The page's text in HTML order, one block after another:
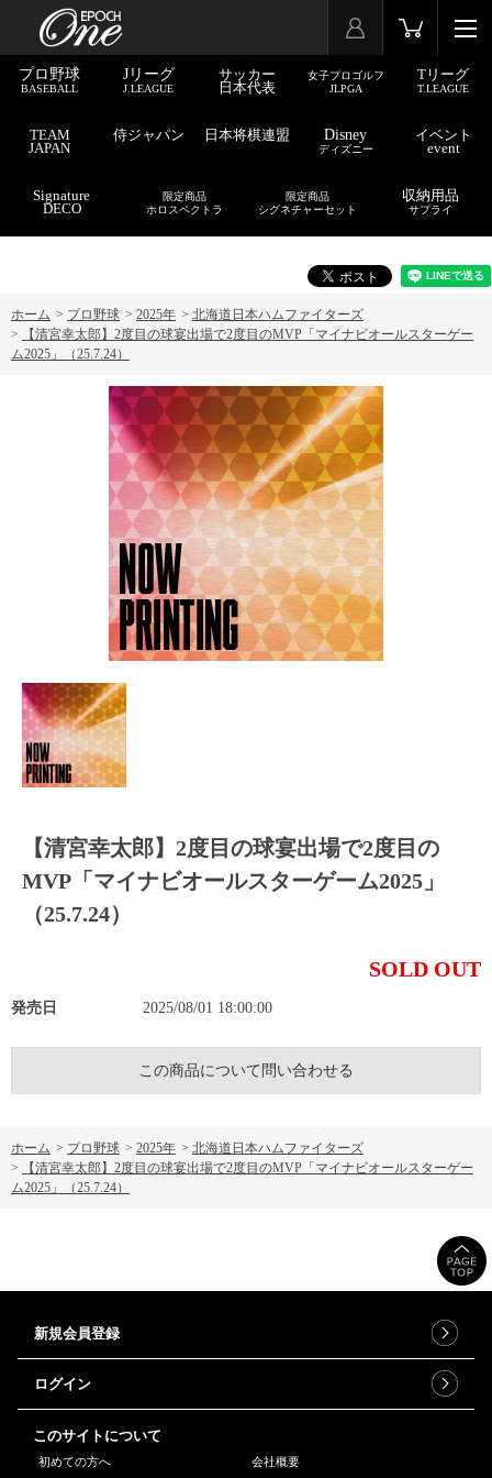
プロ野球
BASEBALL
Jリーグ
J.LEAGUE
サッカー
日本代表
女子プロゴルフ
JLPGA
Tリーグ
T.LEAGUE
TEAM
JAPAN
侍ジャパン 日本将棋連盟 Disney
ディズニー
イベント
event
Signature
DECO
限定商品
ホロスペクトラ
限定商品
シグネチャーセット
収納用品
サプライ
ホーム > プロ野球 > 2025年 > 北海道日本ハムファイターズ
>
【清宮幸太郎】2度目の球宴出場で2度目のMVP「マイナビオールスターゲー
ム2025」（25.7.24）
【清宮幸太郎】2度目の球宴出場で2度目の
MVP「マイナビオールスターゲーム2025」
（25.7.24）
SOLD OUT
発売日 2025/08/01 18:00:00
この商品について問い合わせる
ホーム > プロ野球 > 2025年 > 北海道日本ハムファイターズ
>
【清宮幸太郎】2度目の球宴出場で2度目のMVP「マイナビオールスターゲー
ム2025」（25.7.24）
新規会員登録
ログイン
このサイトについて
初めての方へ 会社概要